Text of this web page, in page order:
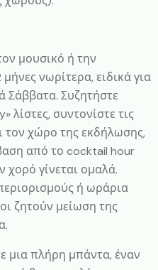
μουσικό ή την
νωρίτερα, ειδικά για
Σάββατα. Συζητήστε
λίστες, συντονίστε τις
τον χώρο της εκδήλωσης,
από το cocktail hour
χορό γίνεται ομαλά.
ή ωράρια
ζητούν μείωση της
μια πλήρη μπάντα, έναν